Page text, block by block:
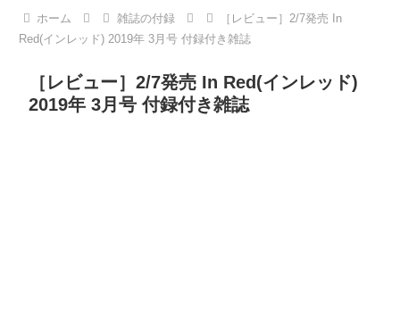
ホーム 雑誌の付録
［レビュー］2/7発売 In
Red(インレッド) 2019年 3月号 付録付き雑誌
［レビュー］2/7発売 In Red(インレッド)
2019年 3月号 付録付き雑誌